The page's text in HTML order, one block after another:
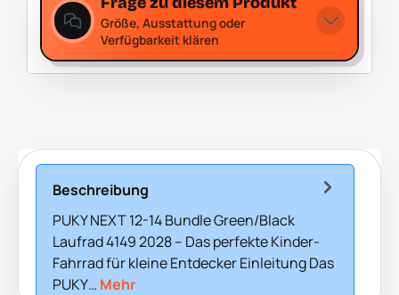
Größe, Ausstattung oder
Verfügbarkeit klären
Beschreibung
PUKY NEXT 12-14 Bundle Green/Black
Laufrad 4149 2028 – Das perfekte Kinder-
Fahrrad für kleine Entdecker Einleitung Das
PUKY… Mehr